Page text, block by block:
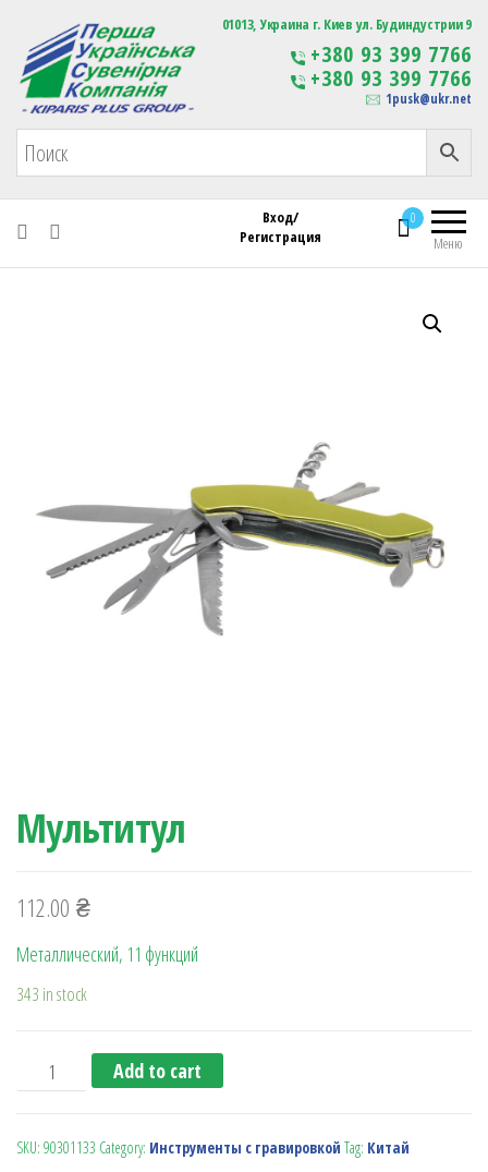
Первая Украинская Сувенирная Компания Изготовление
сувенирной продукции
с логотипом
01013, Украина г. Киев ул. Будиндустрии 9
+380 93 399 7766
+380 93 399 7766
1pusk@ukr.net
Меню
0
Вход/
Регистрация
Мультитул
112.00 ₴
Металлический, 11 функций
343 in stock
Мультитул quantity
Add to cart
SKU: 90301133 Category: Инструменты с гравировкой Tag: Китай